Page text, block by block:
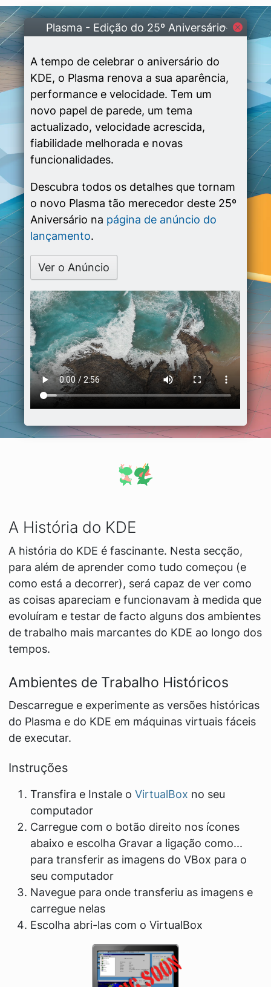
Plasma - Edição do 25º Aniversário
A tempo de celebrar o aniversário do
KDE, o Plasma renova a sua aparência,
performance e velocidade. Tem um
novo papel de parede, um tema
actualizado, velocidade acrescida,
fiabilidade melhorada e novas
funcionalidades.
Descubra todos os detalhes que tornam
o novo Plasma tão merecedor deste 25º
Aniversário na página de anúncio do
lançamento.
Ver o Anúncio
A História do KDE
A história do KDE é fascinante. Nesta secção,
para além de aprender como tudo começou (e
como está a decorrer), será capaz de ver como
as coisas apareciam e funcionavam à medida que
evoluíram e testar de facto alguns dos ambientes
de trabalho mais marcantes do KDE ao longo dos
tempos.
Ambientes de Trabalho Históricos
Descarregue e experimente as versões históricas
do Plasma e do KDE em máquinas virtuais fáceis
de executar.
Instruções
Transfira e Instale o VirtualBox no seu
computador
Carregue com o botão direito nos ícones
abaixo e escolha Gravar a ligação como...
para transferir as imagens do VBox para o
seu computador
Navegue para onde transferiu as imagens e
carregue nelas
Escolha abri-las com o VirtualBox